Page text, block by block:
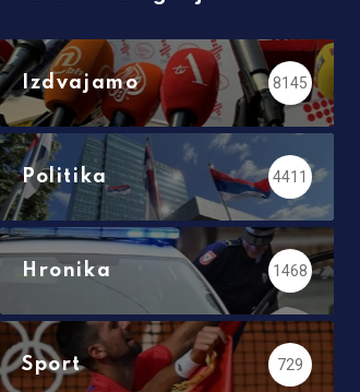
Izdvajamo 8145
Politika 4411
Hronika 1468
Sport 729